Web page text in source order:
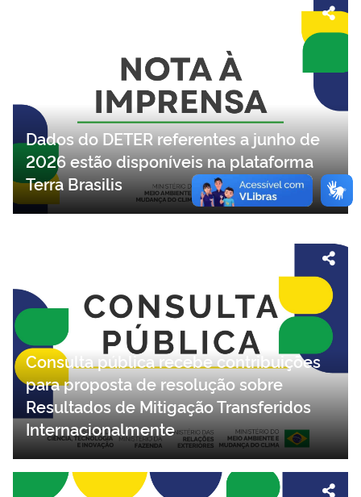
Dados do DETER referentes a junho de
2026 estão disponíveis na plataforma
Terra Brasilis
Consulta pública recebe contribuições
para proposta de resolução sobre
Resultados de Mitigação Transferidos
Internacionalmente